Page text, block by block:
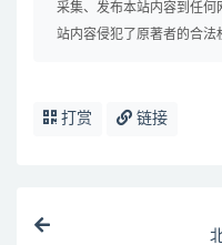
采集、发布本站内容到任何
站内容侵犯了原著者的合法
打赏 链接